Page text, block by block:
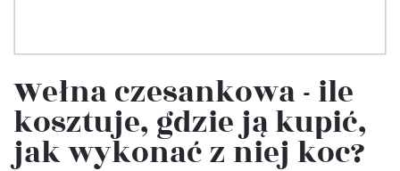
Wełna czesankowa - ile
kosztuje, gdzie ją kupić,
jak wykonać z niej koc?